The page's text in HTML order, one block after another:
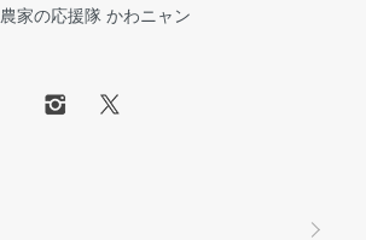
農家の応援隊 かわニャン